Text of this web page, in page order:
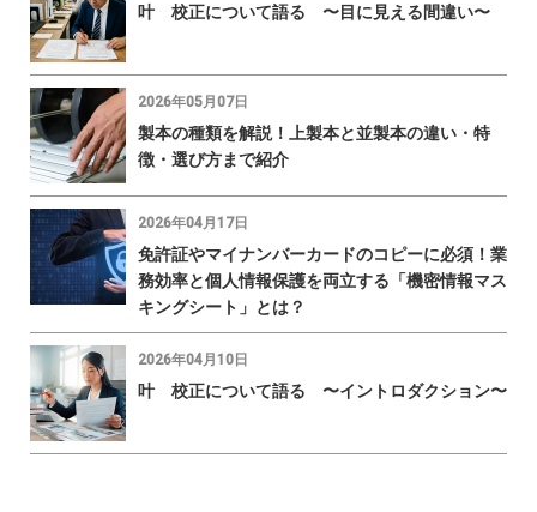
叶 校正について語る 〜目に見える間違い〜
2026年05月07日
製本の種類を解説！上製本と並製本の違い・特
徴・選び方まで紹介
2026年04月17日
免許証やマイナンバーカードのコピーに必須！業
務効率と個人情報保護を両立する「機密情報マス
キングシート」とは？
2026年04月10日
叶 校正について語る 〜イントロダクション〜